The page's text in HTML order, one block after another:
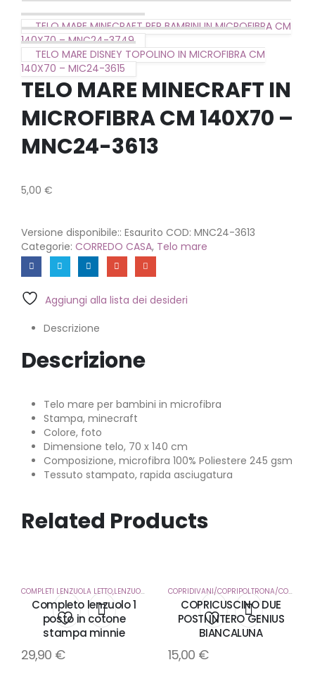
TELO MARE MINECRAFT PER BAMBINI IN MICROFIBRA CM
140X70 – MNC24-3749
TELO MARE DISNEY TOPOLINO IN MICROFIBRA CM
140X70 – MIC24-3615
TELO MARE MINECRAFT IN
MICROFIBRA CM 140X70 –
MNC24-3613
5,00 €
Versione disponibile:: Esaurito COD: MNC24-3613
Categorie: CORREDO CASA, Telo mare
Aggiungi alla lista dei desideri
Descrizione
Descrizione
Telo mare per bambini in microfibra
Stampa, minecraft
Colore, foto
Dimensione telo, 70 x 140 cm
Composizione, microfibra 100% Poliestere 245 gsm
Tessuto stampato, rapida asciugatura
Related Products
Aggiungi
alla
COMPLETI LENZUOLA LETTO,LENZUOLA SOTTO CON ANGOLI ,CORREDO CASA
Completo lenzuolo 1
posto in cotone
stampa minnie
29,90 €
Aggiungi
alla
COPRIDIVANI/COPRIPOLTRONA/COPRICUSCUNI
COPRICUSCINO DUE
POSTI INTERO GENIUS
BIANCALUNA
15,00 €